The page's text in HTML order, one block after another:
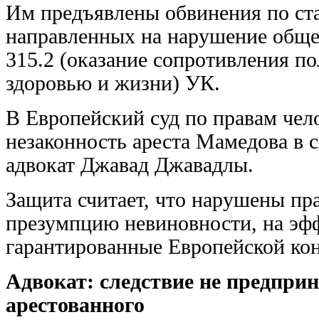
Им предъявлены обвинения по
направленных на нарушение
315.2 (оказание сопротивления
здоровью и жизни) УК.
В Европейский суд по правам
незаконность ареста Мамедова
адвокат Джавад Джавадлы.
Защита считает, что нарушены
презумпцию невиновности, на
гарантированные Европейской
Адвокат: следствие не
арестованного